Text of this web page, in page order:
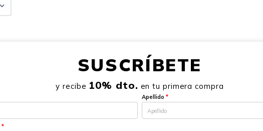
SUSCRÍBETE
y recibe 10% dto. en tu primera compra
Apellido *
*